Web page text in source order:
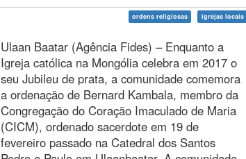
ordens religiosas igrejas locais
Ulaan Baatar (Agência Fides) – Enquanto a
Igreja católica na Mongólia celebra em 2017 o
seu Jubileu de prata, a comunidade comemora
a ordenação de Bernard Kambala, membro da
Congregação do Coração Imaculado de Maria
(CICM), ordenado sacerdote em 19 de
fevereiro passado na Catedral dos Santos